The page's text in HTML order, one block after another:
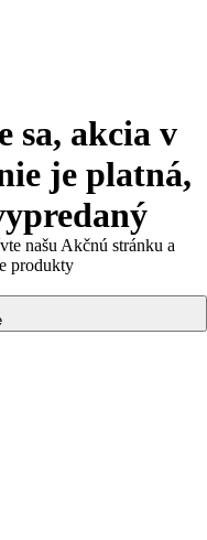
sa, akcia v
je platná,
našu Akčnú stránku a
produkty